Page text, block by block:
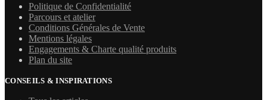
Politique de Confidentialité
Parcours et atelier
Conditions Générales de Vente
Mentions légales
Engagements & Charte qualité produits
Plan du site
CONSEILS & INSPIRATIONS